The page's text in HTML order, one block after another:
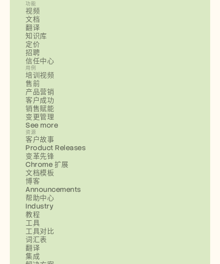
功能
视频
文档
翻译
知识库
定价
招聘
信任中心
用例
培训视频
售前
产品营销
客户成功
销售赋能
变更管理
See more
资源
客户故事
Product Releases
变革先锋
Chrome 扩展
文档模板
博客
Announcements
帮助中心
Industry
教程
工具
工具对比
词汇表
翻译
集成